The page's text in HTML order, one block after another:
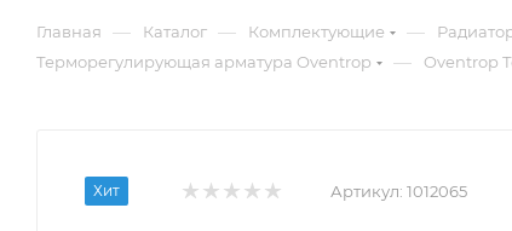
Главная — Каталог — Комплектующие —
Терморегулирующая арматура Oventrop — Oventrop
Хит Артикул: 1012065